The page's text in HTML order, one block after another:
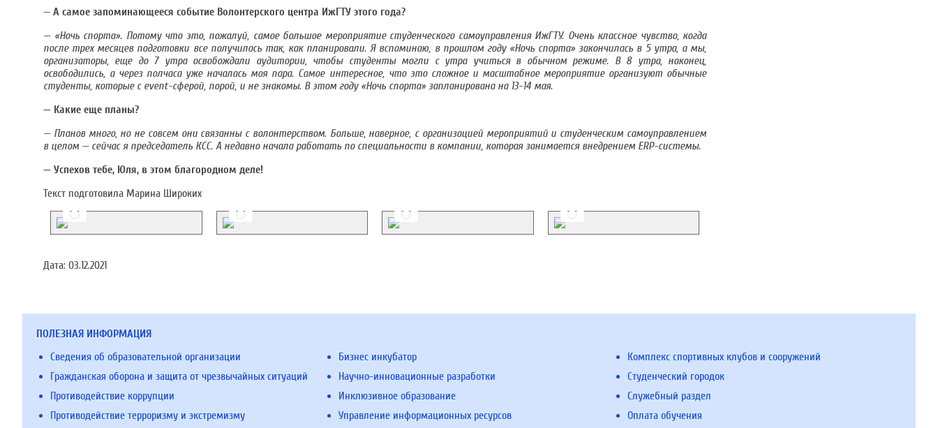
— А самое запоминающееся событие Волонтерского центра ИжГТУ этого года?
— «Ночь спорта». Потому что это, пожалуй, самое большое мероприятие студенческого самоуправления ИжГТУ. Очень классное чувство, когда
после трех месяцев подготовки все получилось так, как планировали. Я вспоминаю, в прошлом году «Ночь спорта» закончилась в 5 утра, а мы,
организаторы, еще до 7 утра освобождали аудитории, чтобы студенты могли с утра учиться в обычном режиме. В 8 утра, наконец,
освободились, а через полчаса уже началась моя пара. Самое интересное, что это сложное и масштабное мероприятие организуют обычные
студенты, которые с event-сферой, порой, и не знакомы. В этом году «Ночь спорта» запланирована на 13-14 мая.
— Какие еще планы?
— Планов много, но не совсем они связанны с волонтерством. Больше, наверное, с организацией мероприятий и студенческим самоуправлением
в целом — сейчас я председатель КСС. А недавно начала работать по специальности в компании, которая занимается внедрением ERP-системы.
— Успехов тебе, Юля, в этом благородном деле!
Текст подготовила Марина Широких
Дата: 03.12.2021
ПОЛЕЗНАЯ ИНФОРМАЦИЯ
Сведения об образовательной организации
Гражданская оборона и защита от чрезвычайных ситуаций
Противодействие коррупции
Противодействие терроризму и экстремизму
Бизнес инкубатор
Научно-инновационные разработки
Инклюзивное образование
Управление информационных ресурсов
Комплекс спортивных клубов и сооружений
Студенческий городок
Служебный раздел
Оплата обучения